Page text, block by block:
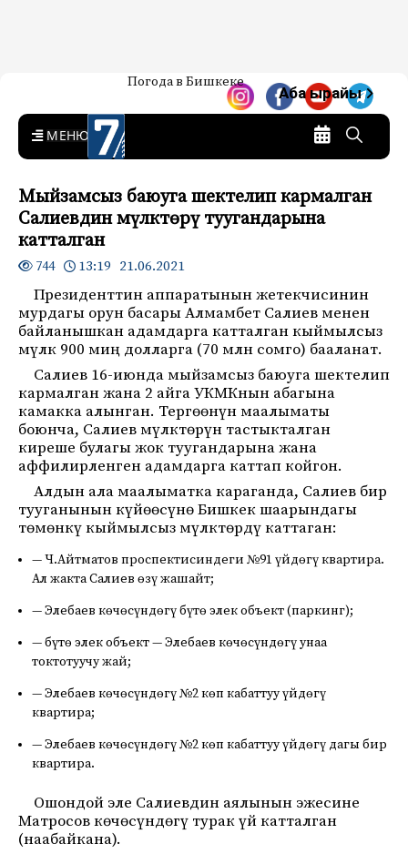
7-канал. Жаңылыктар —
Кыргызстан
Жаңылыктар — Кыргызстан
Погода в Бишкеке
Аба ырайы
MENU
Мыйзамсыз баюуга шектелип кармалган
Салиевдин мүлктөрү туугандарына
катталган
744 13:19 21.06.2021
Президенттин аппаратынын жетекчисинин
мурдагы орун басары Алмамбет Салиев менен
байланышкан адамдарга катталган кыймылсыз
мүлк 900 миң долларга (70 млн сомго) бааланат.
Салиев 16-июнда мыйзамсыз баюуга шектелип
кармалган жана 2 айга УКМКнын абагына
камакка алынган. Тергөөнүн маалыматы
боюнча, Салиев мүлктөрүн тастыкталган
киреше булагы жок туугандарына жана
аффилирленген адамдарга каттап койгон.
Алдын ала маалыматка караганда, Салиев бир
тууганынын күйөөсүнө Бишкек шаарындагы
төмөнкү кыймылсыз мүлктөрдү каттаган:
— Ч.Айтматов проспектисиндеги №91 үйдөгү квартира.
Ал жакта Салиев өзү жашайт;
— Элебаев көчөсүндөгү бүтө элек объект (паркинг);
— бүтө элек объект — Элебаев көчөсүндөгү унаа
токтотуучу жай;
— Элебаев көчөсүндөгү №2 көп кабаттуу үйдөгү
квартира;
— Элебаев көчөсүндөгү №2 көп кабаттуу үйдөгү дагы бир
квартира.
Ошондой эле Салиевдин аялынын эжесине
Матросов көчөсүндөгү турак үй катталган
(наабайкана).